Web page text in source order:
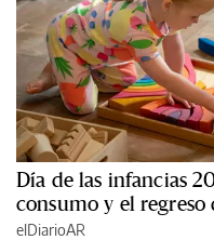
Día de las infancias
consumo y el regreso
elDiarioAR